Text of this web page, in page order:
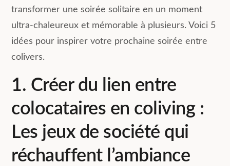
transformer une soirée solitaire en un moment
ultra-chaleureux et mémorable à plusieurs. Voici 5
idées pour inspirer votre prochaine soirée entre
colivers.
1. Créer du lien entre
colocataires en coliving :
Les jeux de société qui
réchauffent l’ambiance